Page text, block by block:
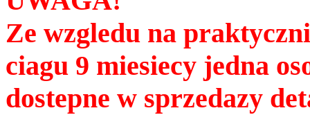
Ze wzgledu na
ciagu 9 miesiecy jedna
dostepne w sprzedazy